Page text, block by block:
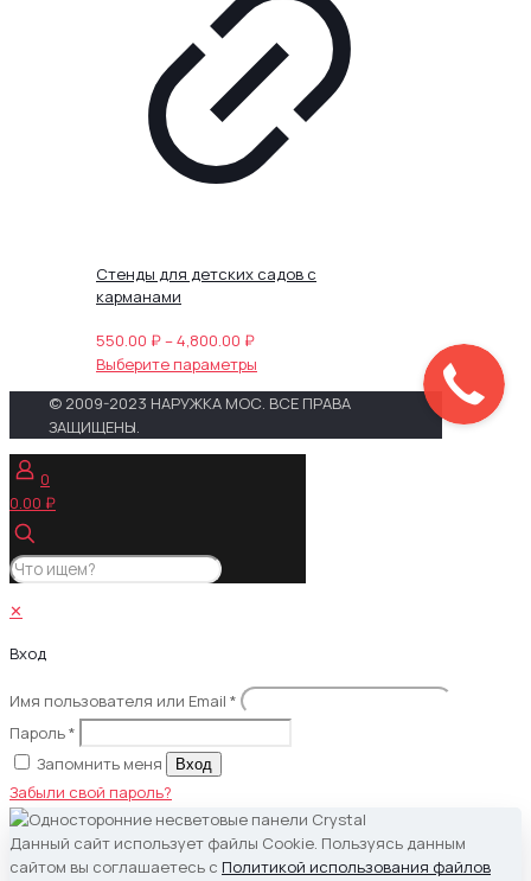
Стенды для детских садов с
карманами
550.00 ₽–4,800.00 ₽Диапазон
цен:
550.00 ₽
–
4,800.00 ₽
Выберите параметры
товар
имеет
несколько
вариаций.
© 2009-2023 НАРУЖКА МОС. ВСЕ ПРАВА
ЗАЩИЩЕНЫ.
0
0.00 ₽
✕
Вход
Имя пользователя или Email *
Пароль*
Запомнить меня
Вход
Забыли свой пароль?
Данный сайт использует файлы Cookie. Пользуясь данным
сайтом вы соглашаетесь с Политикой использования файлов